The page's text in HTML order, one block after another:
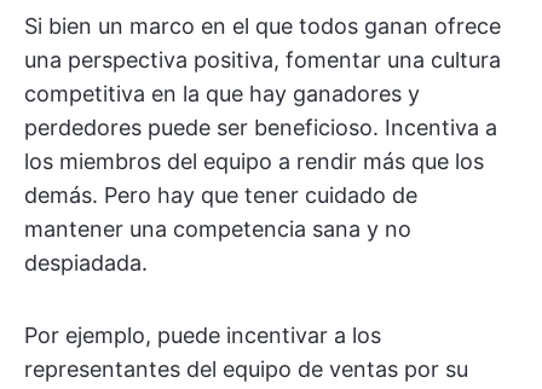
Si bien un marco en el que todos ganan ofrece
una perspectiva positiva, fomentar una cultura
competitiva en la que hay ganadores y
perdedores puede ser beneficioso. Incentiva a
los miembros del equipo a rendir más que los
demás. Pero hay que tener cuidado de
mantener una competencia sana y no
despiadada.
Por ejemplo, puede incentivar a los
representantes del equipo de ventas por su